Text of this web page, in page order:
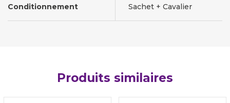
Conditionnement Sachet + Cavalier
Produits similaires